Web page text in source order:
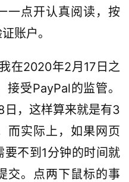
一点开认真阅读，按
账户。
在2020年2月17日之
受PayPal的监管。
日，这样算来就是有3
而实际上，如果网页
不到1分钟的时间就
交。点两下鼠标的事